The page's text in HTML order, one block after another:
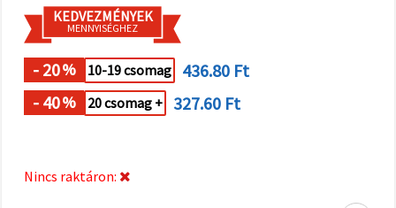
Beállításokban
megadhatja
preferenciáit
az adott
típusú sütik
kiválasztásával
"Mentés"
KEDVEZMÉNYEK
MENNYISÉGHEZ
- 20% 10-19 csomag
436.80 Ft
- 40% 20 csomag + 327.60 Ft
Nincs raktáron: